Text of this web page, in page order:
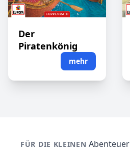
Der
Piratenkönig
mehr
FÜR DIE KLEINEN Abenteuer